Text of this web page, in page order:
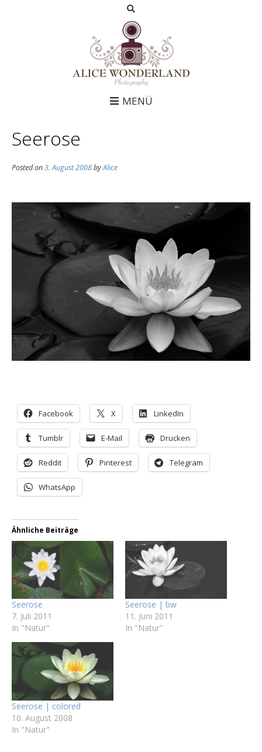
MENÜ
Seerose
Posted on3. August 2008byAlice
Facebook X LinkedIn
Tumblr E-Mail Drucken
Reddit Pinterest Telegram
WhatsApp
Ähnliche Beiträge
Seerose
7. Juli 2011
In "Natur"
Seerose | bw
11. Juni 2011
In "Natur"
Seerose | colored
10. August 2008
In "Natur"